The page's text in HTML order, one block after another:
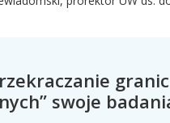
swoje